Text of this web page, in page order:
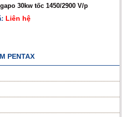
30kw tốc 1450/2900 V/p
Liên hệ
PENTAX